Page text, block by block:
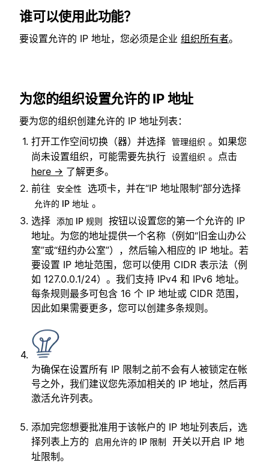
谁可以使用此功能？
要设置允许的 IP 地址，您必须是企业 组织所有者。
为您的组织设置允许的 IP 地址
要为您的组织创建允许的 IP 地址列表：
打开工作空间切换（器）并选择 管理组织 。如果您
尚未设置组织，可能需要先执行 设置组织 。点击
here → 了解更多。
前往
安全性 选项卡，并在“IP 地址限制”部分选择
允许的 IP 地址 。
选择 添加 IP 规则
按钮以设置您的第一个允许的 IP
地址。为您的地址提供一个名称（例如“旧金山办公
室”或“纽约办公室”），然后输入相应的 IP 地址。若
要设置 IP 地址范围，您可以使用 CIDR 表示法（例
如 127.0.0.1/24）。我们支持 IPv4 和 IPv6 地址。
每条规则最多可包含 16 个 IP 地址或 CIDR 范围，
因此如果需要更多，您可以创建多条规则。
为确保在设置所有 IP 限制之前不会有人被锁定在帐
号之外，我们建议您先添加相关的 IP 地址，然后再
激活允许列表。
添加完您想要批准用于该帐户的 IP 地址列表后，选
择列表上方的
启用允许的 IP 限制
开关以开启 IP 地
址限制。